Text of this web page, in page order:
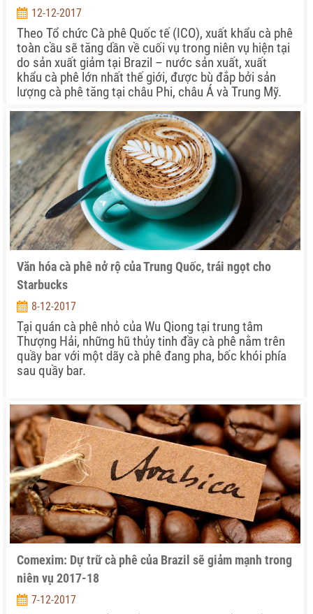
12-12-2017
Theo Tổ chức Cà phê Quốc tế (ICO), xuất khẩu cà phê
toàn cầu sẽ tăng dần về cuối vụ trong niên vụ hiện tại
do sản xuất giảm tại Brazil – nước sản xuất, xuất
khẩu cà phê lớn nhất thế giới, được bù đắp bởi sản
lượng cà phê tăng tại châu Phi, châu Á và Trung Mỹ.
Văn hóa cà phê nở rộ của Trung Quốc, trái ngọt cho
Starbucks
8-12-2017
Tại quán cà phê nhỏ của Wu Qiong tại trung tâm
Thượng Hải, những hũ thủy tinh đầy cà phê nằm trên
quầy bar với một dãy cà phê đang pha, bốc khói phía
sau quầy bar.
Comexim: Dự trữ cà phê của Brazil sẽ giảm mạnh trong
niên vụ 2017-18
7-12-2017